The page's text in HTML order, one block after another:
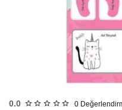
0.0 0